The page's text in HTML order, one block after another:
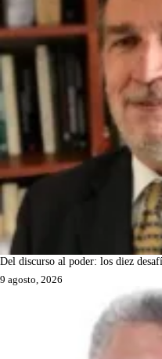
Del discurso al poder: los diez
9 agosto, 2026